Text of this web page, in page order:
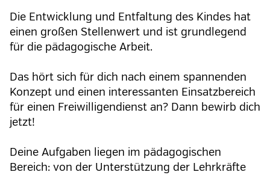
Die Entwicklung und Entfaltung des Kindes hat
einen großen Stellenwert und ist grundlegend
für die pädagogische Arbeit.
Das hört sich für dich nach einem spannenden
Konzept und einen interessanten Einsatzbereich
für einen Freiwilligendienst an? Dann bewirb dich
jetzt!
Deine Aufgaben liegen im pädagogischen
Bereich: von der Unterstützung der Lehrkräfte